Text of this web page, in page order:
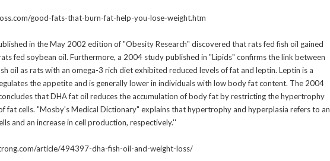
good-fats-that-burn-fat-help-you-lose-weight.htm
in the May 2002 edition of "Obesity Research" discovered that rats fed fish oil gained
fed soybean oil. Furthermore, a 2004 study published in "Lipids" confirms the link between
oil as rats with an omega-3 rich diet exhibited reduced levels of fat and leptin. Leptin is a
the appetite and is generally lower in individuals with low body fat content. The 2004
that DHA fat oil reduces the accumulation of body fat by restricting the hypertrophy
fat cells. "Mosby's Medical Dictionary" explains that hypertrophy and hyperplasia refers to an
and an increase in cell production, respectively.''
article/494397-dha-fish-oil-and-weight-loss/